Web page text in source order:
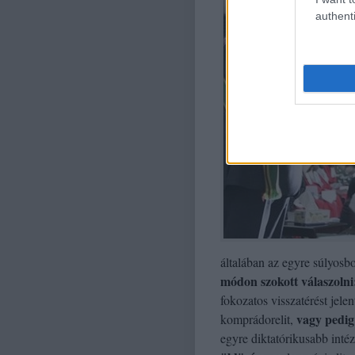
általában az egyre
módon szokott
fokozatos visszatérést
komprádorelit, vagy
egyre diktatórikusabb